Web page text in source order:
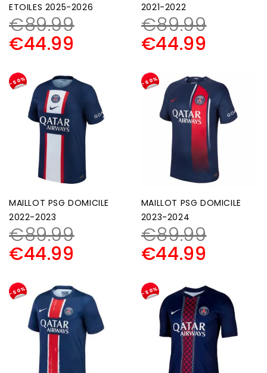
ETOILES 2025-2026
€89.99
€44.99
2021-2022
€89.99
€44.99
-50%
MAILLOT PSG DOMICILE
2022-2023
€89.99
€44.99
-50%
MAILLOT PSG DOMICILE
2023-2024
€89.99
€44.99
-50% -50%